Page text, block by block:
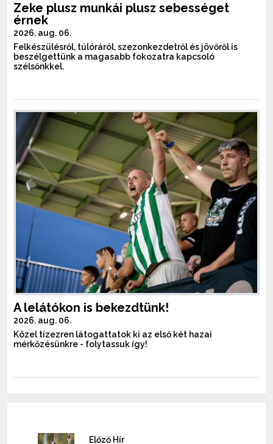
Zeke plusz munkái plusz sebességet
érnek
2026. aug. 06.
Felkészülésről, túlóráról, szezonkezdetről és jövőről is
beszélgettünk a magasabb fokozatra kapcsoló
szélsőnkkel.
A lelátókon is bekezdtünk!
2026. aug. 06.
Közel tízezren látogattatok ki az első két hazai
mérkőzésünkre - folytassuk így!
Előző Hír